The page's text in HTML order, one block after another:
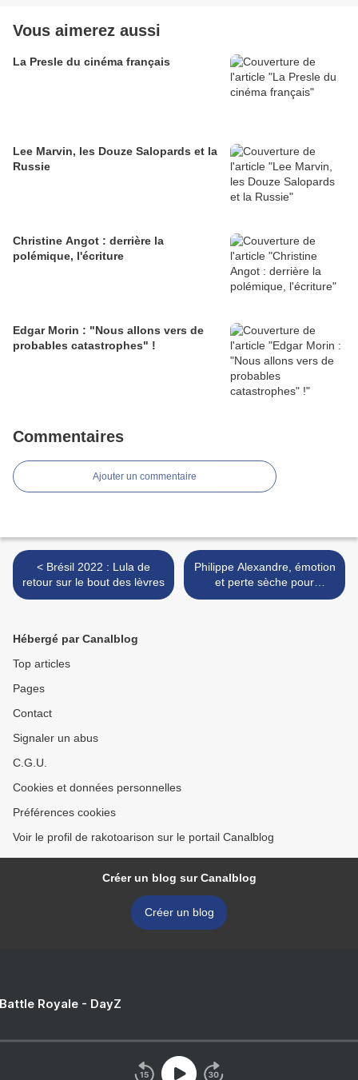
Vous aimerez aussi
La Presle du cinéma français
Lee Marvin, les Douze Salopards et la
Russie
Christine Angot : derrière la
polémique, l'écriture
Edgar Morin : "Nous allons vers de
probables catastrophes" !
Commentaires
Ajouter un commentaire
< Brésil 2022 : Lula de
retour sur le bout des lèvres
Philippe Alexandre, émotion
et perte sèche pour
l'analyse politique française
Hébergé par Canalblog
Top articles
Pages
Contact
Signaler un abus
C.G.U.
Cookies et données personnelles
Préférences cookies
Voir le profil de rakotoarison sur le portail Canalblog
Créer un blog sur Canalblog
Créer un blog
Royale - DayZ